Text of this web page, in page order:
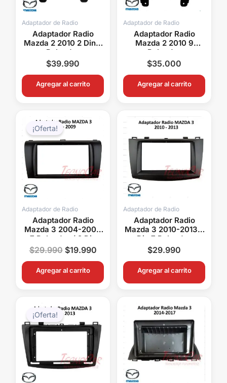
Adaptador de Radio
Adaptador Radio
Mazda 2 2010 2 Din 7
Pulgadas
$39.990
Agregar al carrito
Adaptador de Radio
Adaptador Radio
Mazda 2 2010 9
Pulgadas
$35.000
Agregar al carrito
¡Oferta!
Adaptador de Radio
Adaptador Radio
Mazda 3 2004-2009
7 Pulgadas / 2 Din
$29.990
precio
era:
$29.990.
$19.990
es:
$19.990.
Agregar al carrito
Adaptador de Radio
Adaptador Radio
Mazda 3 2010-2013 2
Din 7 Pulgadas
$29.990
Agregar al carrito
¡Oferta!
precio
original
era:
$29.990.
actual
es:
$19.990.